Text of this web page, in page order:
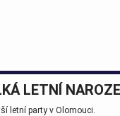
LETNÍ
letní party v Olomouci.